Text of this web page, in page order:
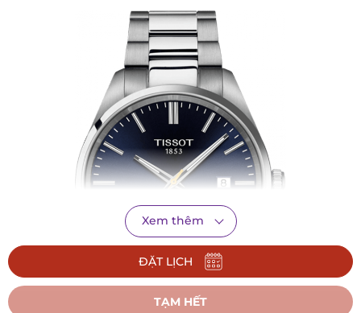
Xem thêm
ĐẶT LỊCH
TẠM HẾT